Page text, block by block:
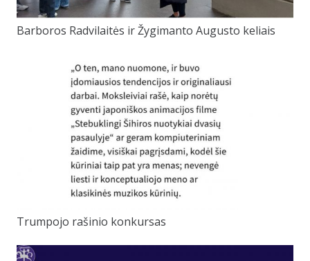
Barboros Radvilaitės ir Žygimanto Augusto keliais
Trumpojo rašinio konkursas